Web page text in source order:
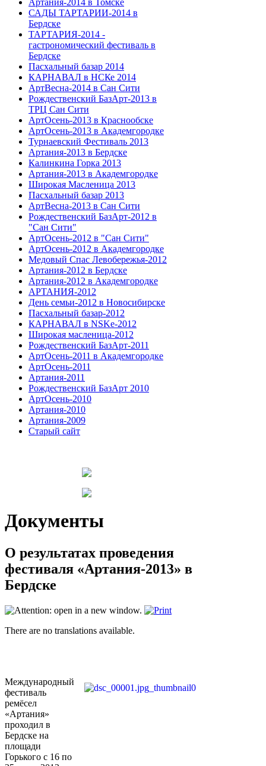
Артания-2014 в Томске
САДЫ ТАРТАРИИ-2014 в
Бердске
ТАРТАРИЯ-2014 -
гастрономический фестиваль в
Бердске
Пасхальный базар 2014
КАРНАВАЛ в НСКе 2014
АртВесна-2014 в Сан Сити
Рождественский БазАрт-2013 в
ТРЦ Сан Сити
АртОсень-2013 в Краснообске
АртОсень-2013 в Академгородке
Турнаевский Фестиваль 2013
Артания-2013 в Бердске
Калинкина Горка 2013
Артания-2013 в Академгородке
Широкая Масленица 2013
Пасхальный базар 2013
АртВесна-2013 в Сан Сити
Рождественский БазАрт-2012 в
"Сан Сити"
АртОсень-2012 в "Сан Сити"
АртОсень-2012 в Академгородке
Медовый Спас Левобережья-2012
Артания-2012 в Бердске
Артания-2012 в Академгородке
АРТАНИЯ-2012
День семьи-2012 в Новосибирске
Пасхальный базар-2012
КАРНАВАЛ в NSKe-2012
Широкая масленица-2012
Рождественский БазАрт-2011
АртОсень-2011 в Академгородке
АртОсень-2011
Артания-2011
Рождественский БазАрт 2010
АртОсень-2010
Артания-2010
Артания-2009
Старый сайт
Документы
О результатах проведения
фестиваля «Артания-2013» в
Бердске
There are no translations available.
Международный
фестиваль
ремёсел
«Артания»
проходил в
Бердске на
площади
Горького с 16 по